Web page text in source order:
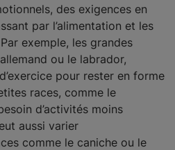
des exigences en
par l’alimentation et les
exemple, les grandes
ou le labrador,
pour rester en forme
races, comme le
d’activités moins
aussi varier
comme le caniche ou le